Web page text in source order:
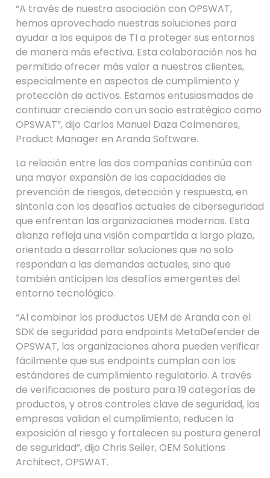
“A través de nuestra asociación con OPSWAT,
hemos aprovechado nuestras soluciones para
ayudar a los equipos de TI a proteger sus entornos
de manera más efectiva. Esta colaboración nos ha
permitido ofrecer más valor a nuestros clientes,
especialmente en aspectos de cumplimiento y
protección de activos. Estamos entusiasmados de
continuar creciendo con un socio estratégico como
OPSWAT”, dijo Carlos Manuel Daza Colmenares,
Product Manager en Aranda Software.
La relación entre las dos compañías continúa con
una mayor expansión de las capacidades de
prevención de riesgos, detección y respuesta, en
sintonía con los desafíos actuales de ciberseguridad
que enfrentan las organizaciones modernas. Esta
alianza refleja una visión compartida a largo plazo,
orientada a desarrollar soluciones que no solo
respondan a las demandas actuales, sino que
también anticipen los desafíos emergentes del
entorno tecnológico.
“Al combinar los productos UEM de Aranda con el
SDK de seguridad para endpoints MetaDefender de
OPSWAT, las organizaciones ahora pueden verificar
fácilmente que sus endpoints cumplan con los
estándares de cumplimiento regulatorio. A través
de verificaciones de postura para 19 categorías de
productos, y otros controles clave de seguridad, las
empresas validan el cumplimiento, reducen la
exposición al riesgo y fortalecen su postura general
de seguridad”, dijo Chris Seiler, OEM Solutions
Architect, OPSWAT.